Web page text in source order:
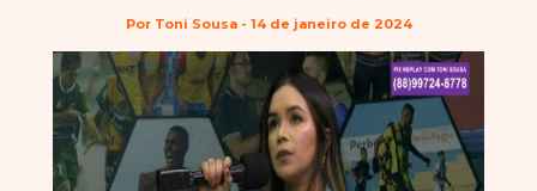
Por Toni Sousa - 14 de janeiro de 2024